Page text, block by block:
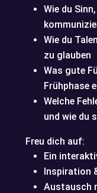
Wie du
Wie du
zu glauben
Was gute
Frühphase
Welche
und wie du
Freu dich auf:
Ein
Inspiration
Austausch